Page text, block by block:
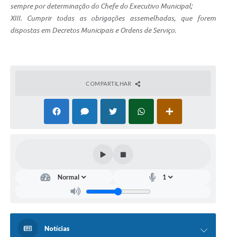
sempre por determinação do Chefe do Executivo Municipal;
XIII. Cumprir todas as obrigações assemelhadas, que forem
dispostas em Decretos Municipais e Ordens de Serviço.
COMPARTILHAR
Notícias